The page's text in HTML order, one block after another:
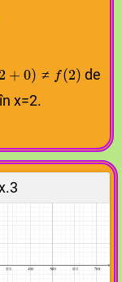
)≠f⁡ (2
)≠f⁡ (2
2 + 0) ≠ f(2) de
x=2.